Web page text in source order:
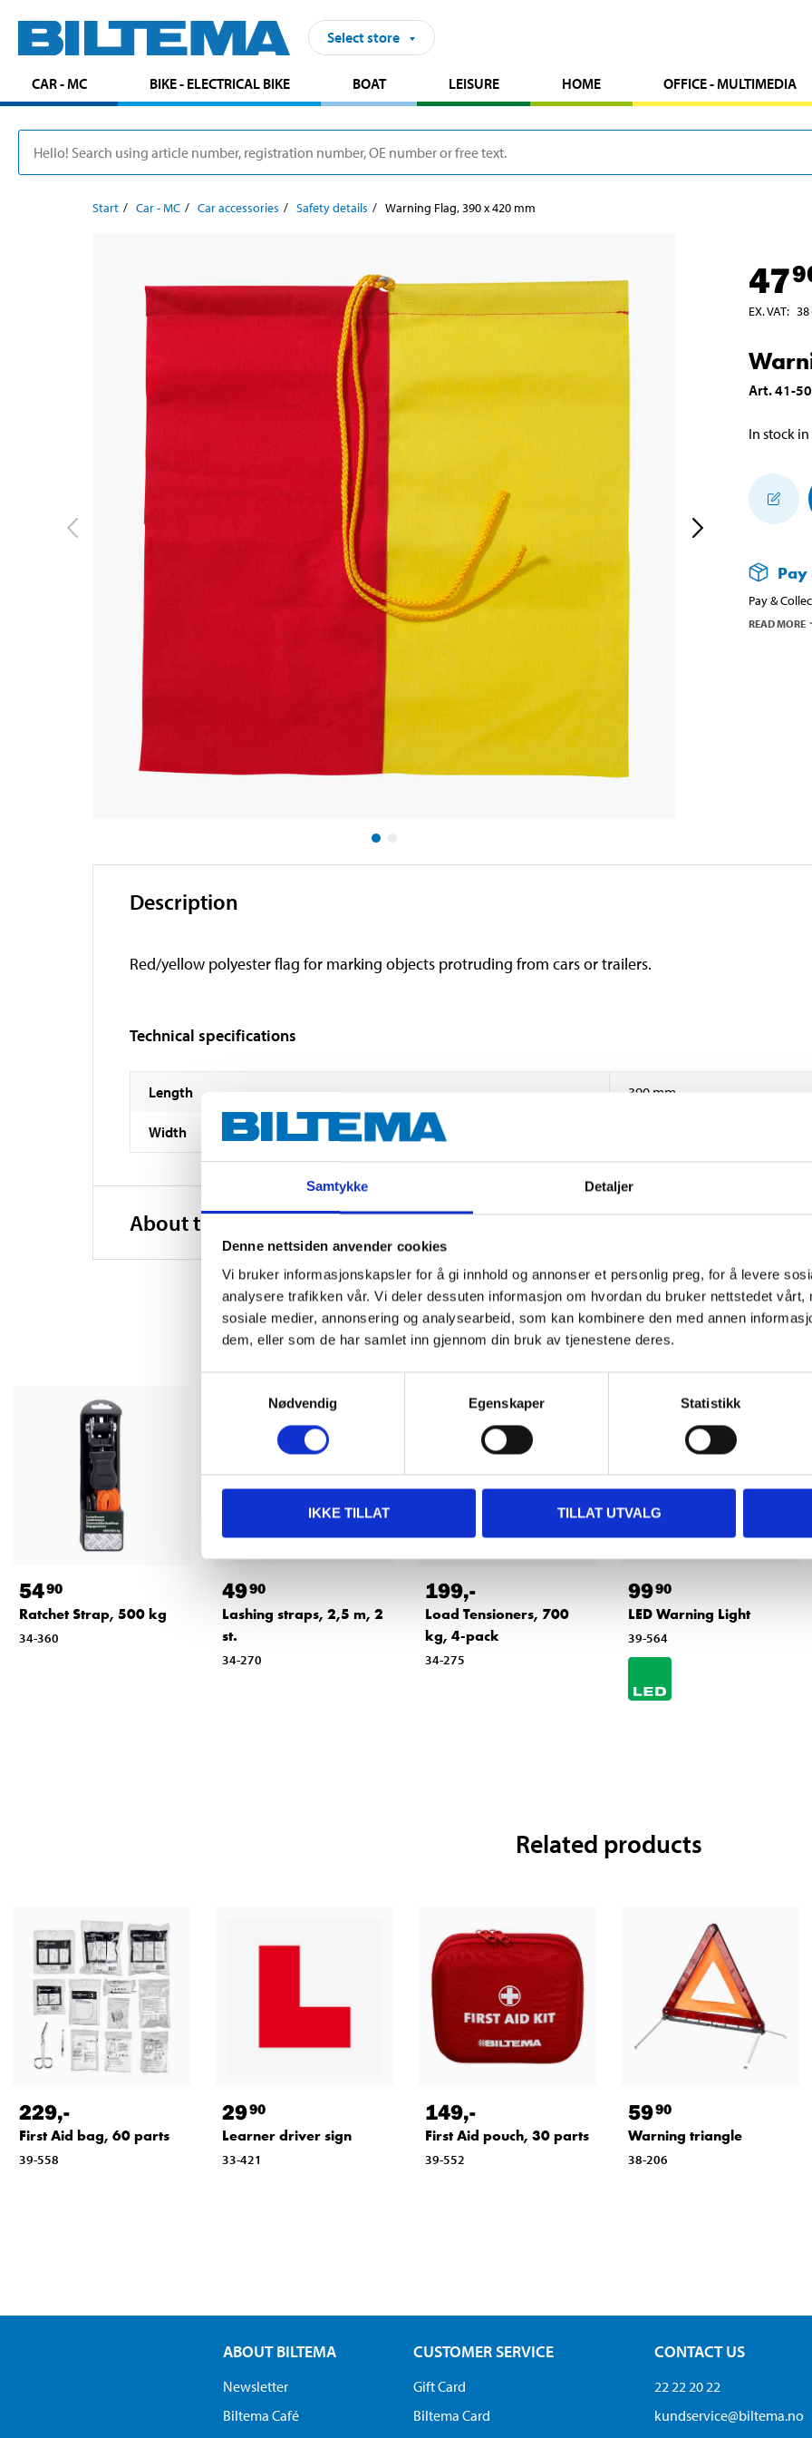
Samtykke Detaljer
Denne nettsiden anvender cookies
Vi bruker informasjonskapsler for å gi innhold og annonser et personlig preg, for å levere
analysere trafikken vår. Vi deler dessuten informasjon om hvordan du bruker nettstedet vårt,
sosiale medier, annonsering og analysearbeid, som kan kombinere den med annen
dem, eller som de har samlet inn gjennom din bruk av tjenestene deres.
Nødvendig
Egenskaper Statistikk
IKKE TILLAT TILLAT UTVALG
Select store
CAR - MC BIKE - ELECTRICAL BIKE BOAT LEISURE HOME OFFICE - MULTIMEDIA
Start Car - MC Car accessories Safety details Warning Flag, 390 x 420 mm
47
EX. VAT: 38
Art.41-
In stock in
Pay
Pay &
READ MORE
Description
Red/yellow polyester flag for marking objects protruding from cars or trailers.
Technical specifications
Length 390 mm
Width
About the manufacturer
Other customers also bought
5490
Ratchet Strap, 500 kg
34-360
4990
Lashing straps, 2,5 m, 2
st.
34-270
199,-
Load Tensioners, 700
kg, 4-pack
34-275
9990
LED Warning Light
39-564
Related products
229,-
First Aid bag, 60 parts
39-558
2990
Learner driver sign
33-421
149,-
First Aid pouch, 30 parts
39-552
5990
Warning triangle
38-206
ABOUT BILTEMA
Newsletter
Biltema Café
CUSTOMER SERVICE
Gift Card
Biltema Card
CONTACT US
22 22 20 22
kundservice@biltema.no